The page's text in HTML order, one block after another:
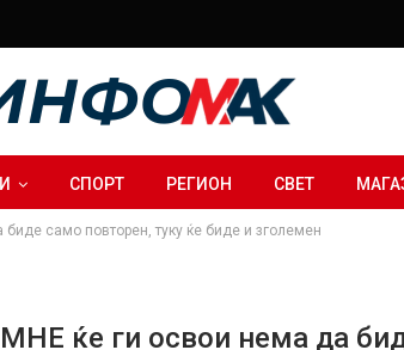
СПОРТ РЕГИОН СВЕТ
само повторен, туку ќе биде и зголемен
ќе ги освои нема да